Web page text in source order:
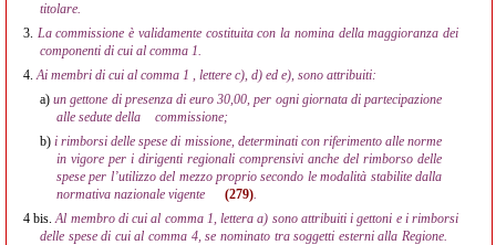
titolare.
3. La commissione è validamente costituita con la nomina della maggioranza dei
componenti di cui al comma 1.
4. Ai membri di cui al comma 1 , lettere c), d) ed e), sono attribuiti:
a)un gettone di presenza di euro 30,00, per ogni giornata di partecipazione
alle sedute della
commissione;
b)i rimborsi delle spese di missione, determinati con riferimento alle norme
in vigore per i dirigenti regionali comprensivi anche del rimborso delle
spese per l’utilizzo del mezzo proprio secondo le modalità stabilite dalla
normativa nazionale vigente
(279).
4 bis.Al membro di cui al comma 1, lettera a) sono attribuiti i gettoni e i rimborsi
delle spese di cui al comma 4, se nominato tra soggetti esterni alla Regione.